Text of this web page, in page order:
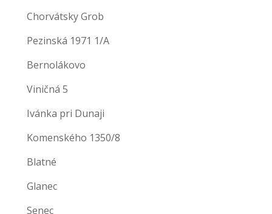
Chorvátsky Grob
Pezinská 1971 1/A
Bernolákovo
Viničná 5
Ivánka pri Dunaji
Komenského 1350/8
Blatné
Glanec
Senec